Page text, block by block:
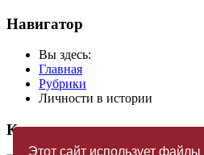
Этот сайт использует
Навигатор
Вы здесь:
Главная
Рубрики
Личности в истории
Купить журнал